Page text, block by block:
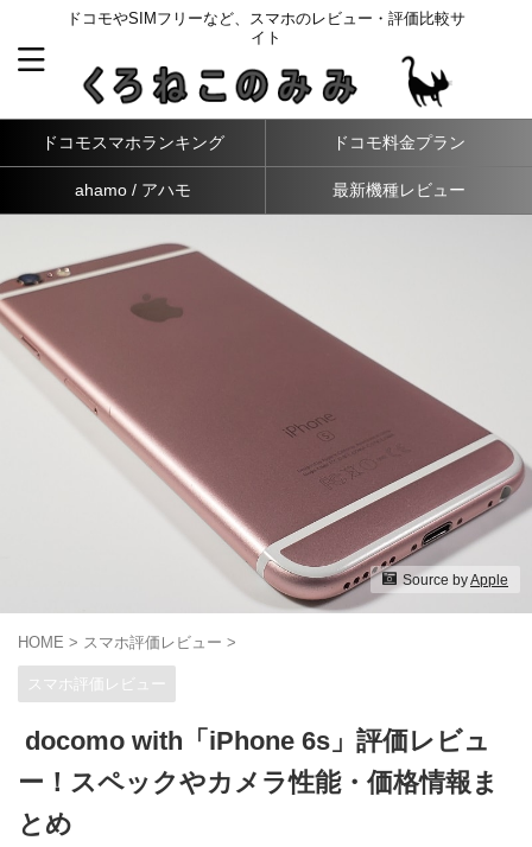
ドコモやSIMフリーなど、スマホのレビュー・評価比較サ
イト
ドコモスマホランキング ドコモ料金プラン
ahamo / アハモ 最新機種レビュー
Source byApple
HOME > スマホ評価レビュー >
スマホ評価レビュー
docomo with「iPhone 6s」評価レビュ
ー！スペックやカメラ性能・価格情報ま
とめ